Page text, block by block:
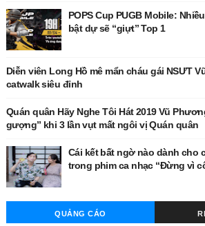
POPS Cup PUGB Mobile:
bật dự sẽ “giựt” Top 1
Diễn viên Long Hồ mê mẩn cháu gái NSƯT
catwalk siêu đỉnh
Quán quân Hãy Nghe Tôi Hát 2019 Vũ
gượng” khi 3 lần vụt mất ngôi vị Quán quân
Cái kết bất ngờ nào dành cho
trong phim ca nhạc “Đừng vì
QUẢNG CÁO